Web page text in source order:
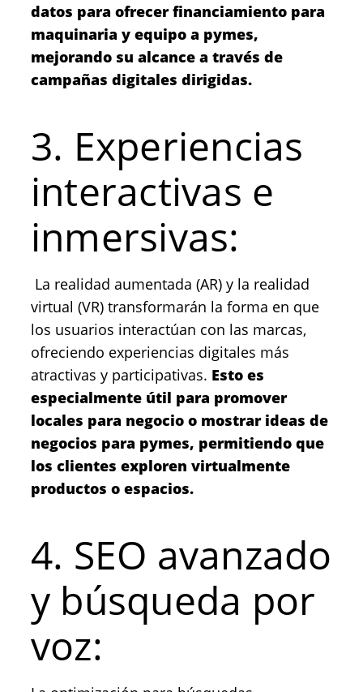
datos para ofrecer financiamiento para
maquinaria y equipo a pymes,
mejorando su alcance a través de
campañas digitales dirigidas.
3. Experiencias
interactivas e
inmersivas:
La realidad aumentada (AR) y la realidad
virtual (VR) transformarán la forma en que
los usuarios interactúan con las marcas,
ofreciendo experiencias digitales más
atractivas y participativas. Esto es
especialmente útil para promover
locales para negocio o mostrar ideas de
negocios para pymes, permitiendo que
los clientes exploren virtualmente
productos o espacios.
4. SEO avanzado
y búsqueda por
voz: